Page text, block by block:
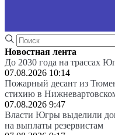
Новостная лента
До 2030 года на трассах
07.08.2026 10:14
Пожарный десант из
стихию в
07.08.2026 9:47
Власти Югры выделили
на выплаты резервистам